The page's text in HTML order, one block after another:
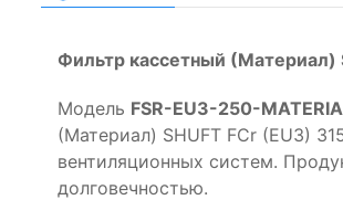
Фильтр кассетный (Материал)
Модель FSR-EU3-250-
(Материал) SHUFT FСr (EU3)
вентиляционных систем.
долговечностью.